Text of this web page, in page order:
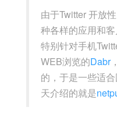
由于Twitter 开放
种各样的应用和
特别针对手机
WEB浏览的Dabr
的，于是一些适
天介绍的就是